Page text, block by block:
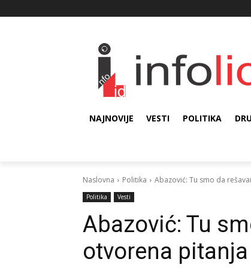
NAJNOVIJE VESTI POLITIKA
Naslovna Politika Abazović: Tu smo da
Politika Vesti
Abazović: Tu
otvorena pitanja